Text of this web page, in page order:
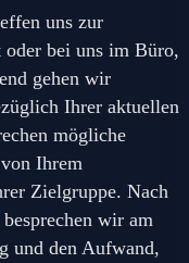
uns zur
oder bei uns im Büro,
gehen wir
Ihrer aktuellen
mögliche
Ihrem
Zielgruppe. Nach
wir am
und den Aufwand,